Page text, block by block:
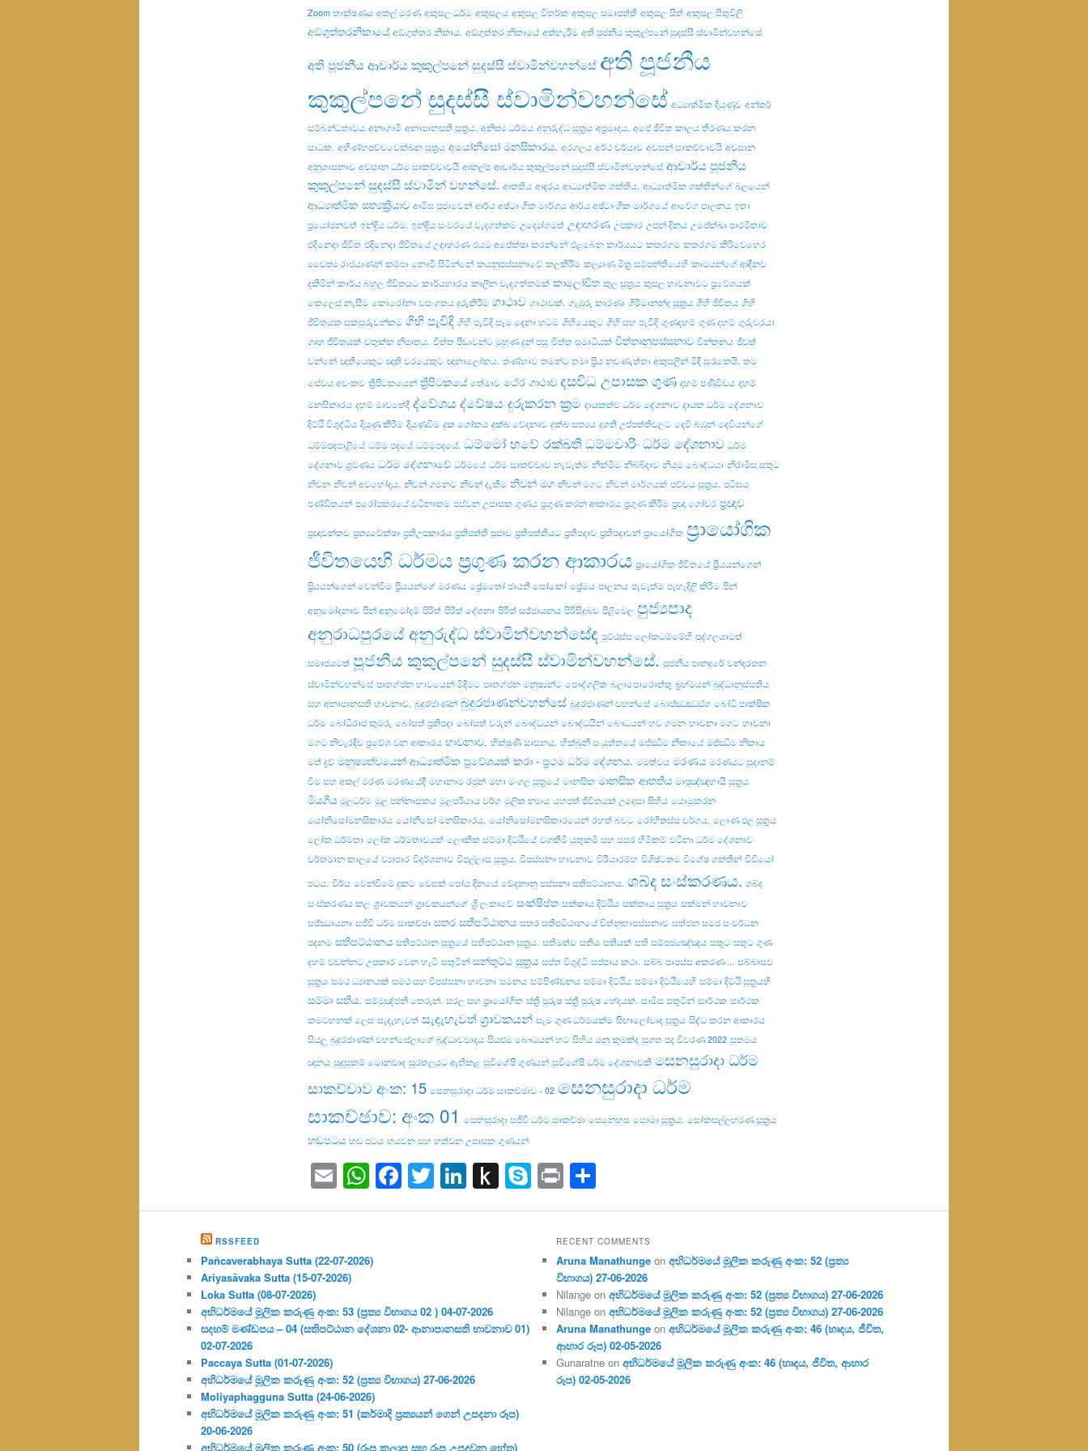
Zoom තාක්ෂණය අකල් මරණ අකුසල ධර්ම අකුසලය අකුසල විතර්ක අකුසල සමාපත්ති අකුසල සිත් අකුසල සිතුවිලි
අඞ්ගුත්තරනිකායේ අඞ්‌ගුත්‌තර නිකාය. අඞ්‌ගුත්‌තර නිකායේ අත්හැරීම අති පුජනීය කුකුල්පනේ සුදස්සී ස්වාමින්වහන්සේ
අති පූජනීය ආචාර්ය කුකුල්පනේ සුදස්සී ස්වාමින්වහන්සේ අති පූජනීය
කුකුල්පනේ සුදස්සී ස්වාමින්වහන්සේ අධ්‍යාත්මික දියුණුව අන්තර්
සම්බන්ධතාවය අනාගාමී අනාපානසති සූත්‍රය. අනිත්‍ය ධර්මය අනුරුද්ධ සූත්‍රය අප්‍රමාදය. අපේ ජීවිත කාලය තීරණය කරන
සාධක. අභිණ්හපච්චවෙක්ඛන සූත්‍රය අයෝනිසෝ මනසිකාරය. අරගලය අර්ථ චර්යාව අවසන් සාකච්චාවයි අවසාන
අනුශාසනාව අවසාන ධර්ම සාකච්චාවයි ආකල්ප ආචාර්ය කුකුල්පනේ සුදස්සී ස්වාමින්වහන්සේ ආචාර්ය පූජනීය
කුකුල්පනේ සුදස්සී ස්වාමීන් වහන්සේ. ආතතිය ආදරය ආධ්‍යාත්මික ශක්තිය. ආධ්‍යාත්මික ශක්තීන්ගේ බලයෙන්
ආධ්‍යාත්මික සත්‍යක්‍රියාව ආමිස පූජාවෙන් ආර්ය අෂ්ටාංගික මාර්ගය ආර්ය අෂ්ටාංගික මාර්ගයේ ආවේග පාලනය ඉතා
ප්‍රයෝජනවත් ඉන්ද්‍රිය ධර්ම. ඉන්ද්‍රිය සංවරයේ වැදගත්කම උද්‍යෝගමත් උදාහරණ උපකාර උපන් දිනය උපේක්ඛා පාරමිතාව
එදිනෙදා ජීවිත එදිනෙදා ජීවිතයේ උදාහරණ එයම අපේක්ෂා කරන්නේ එළබෙන කාර්යයට කතරගම කතරගම කිරිවෙහෙර
චෛත්‍ය රාජයාණන් කම්පා නොවී සිටින්නේ කයනුපස්සනාවේ කලකිරීම කල්‍යාණ මිත්‍ර සම්පන්තියෙහි කාමයන්ගේ ආදීනව
දකිමින් කාර්ය බහුල ජීවිතයට කාර්යභාරය කාලීන වැදගත්කමක් කාලෝචිත කුල සූත්‍රය කුසල භාවනාවට ප්‍රවේශයක්
කෙලෙස් නැසීම කොරෝනා වසංගතය දුරුකිරීම ගාථාව ගාථාවක්. ගැඹුරු කාරණා ගිරිමානන්ද සූත්‍රය ගිහි ජීවිතය ගිහි
ජීවිතයක සකසුරුවන්කම ගිහි පැවිදි ගිහි පැවිදි සෑම දෙනා හටම ගිහියෙකුට ගිහි සහ පැවිදි ගුණදහම් ගුණ දහම් ගුරුවරයා
ගෘහ ජීවිතයක් චතුක්ක නිපාතය. චිත්ත පීඩාවන්ට මුහුණ දුන් පසු චිත්ත සමාධියක් චිත්තානුපස්සනාව චින්තනය ජීවත්
වන්නේ ඥාතියෙකුට ඥාති වරයෙකුට ඥානාලෝකය. තණ්හාව තමන්ට තමා ප්‍රිය නුවණැත්තා අකුසලින් මිදී සුරැකෙයි. තම
සේවය අවංකව ත්‍රිපිටකයෙන් ත්‍රිපිටකයේ තේමාව ථේර ගාථාව දසවිධ උපාසක ගුණ දහම් පණිවිඩය දහම්
මනසිකාරය දහම් මාවතේදී ද්වේශය ද්වේෂය දුරුකරන ක්‍රම දායකත්ව ධර්ම දේශනාව දායක ධර්ම දේශනාව
දිට්ඨි විශුද්ධිය දියුණු කිරීම දියුණුවීම දුක ශෝකය දුක්ඛ වේදනාව දුක්ඛ සත්‍යය දුගති උප්පත්තිවලට දෙවි බඹුන් දෙවියන්ගේ
ධම්මපදපාළියේ ධම්ම පදයේ ධම්මපදයේ. ධම්මෝ හවේ රක්ඛති ධම්මචාරිංධර්ම දේශනාව ධර්ම
දේශනාව ශ්‍රවණය ධර්ම දේශනාවේ ධර්මයේ ධර්ම සාකච්චාව නැවැත්ම නික්මීම නිබ්බිදාව නියම බෞද්ධයා නිරාමිස සතුට
නිවන නිවන් අවභෝදය. නිවන් ගමනට නිවන් දැකීම නිවන් මග නිවන් මගට නිවන් මාර්ගයක් පච්‌චය සූත්‍රය. පටිඝය
පණ්ඩිතයන් පරෝපකරයේ වටිනාකම පස්වන උපාසක ගුණය ප්‍රගුණ කරන ආකාරය ප්‍රගුණ කිරීම ප්‍රඥා ගෝචර ප්‍රඥාව
ප්‍රඥාවන්තව ප්‍රත්‍යවේක්ෂා ප්‍රතිඋපකාරය ප්‍රතිපත්ති පූජාව ප්‍රතිපත්තියට ප්‍රතිපදාව ප්‍රතිපදාවන් ප්‍රායෝගික ප්‍රායෝගික
ජීවිතයෙහි ධර්මය ප්‍රගුණ කරන ආකාරය ප්‍රායෝගික ජීවිතයේ ප්‍රියයන්ගෙන්
ප්‍රියයන්ගෙන් වෙන්වීම ප්‍රියයන්ගේ මරණය ප්‍රේමතෝ ජායතී සෝකෝ ප්‍රේමය පාලනය පැවැත්ම පැහැදිලි කිරීම පින්
අනුමෝදනාව පින් අනුමෝදම් පිරිත් පිරිත් දේශනා පිරිත් සඡ්ඡායනය පිරිසිදුබව පිළිවෙල පුජ්‍යපාද
අනුරාධපුරයේ අනුරුද්ධ ස්වාමින්වහන්සේද පුට්ඨස්ස ලෝකධම්මේහි පුද්ගලයාටත්
සමාජයටත් පූජනීය කුකුල්පනේ සුදස්සී ස්වාමින්වහන්සේ. පූජනීය පානදුරේ චන්දරතන
ස්වාමින්වහන්සේ පෘතග්ජන භාවයෙන් මිදීමට පෘතග්ජන මනුෂ්‍යන්ට පෞද්ගලික බලාපොරොත්තු බ්‍රහ්මයන් බුද්ධානුස්සතිය
සහ අනාපානසති භාවනාව. බුදුරජාණන් බුදුරජාණන්වහන්සේ බුදුරජාණන් වහන්සේ බොජ‍්ඣඣඞ‍්ග බෝධි පාක්ෂික
ධර්ම බෝධිරාජ කුමරු බෝසත් ප්‍රතිපදා බෝසත් වරුන් බෞද්ධයන් බෞද්ධයින් බෞධයන් භව ගමන භාවනා මගට භාවනා
මගට නිවැරදිව ප්‍රවේශ වන ආකාරය භාවනාව. භික්ෂුණී සාසනය. භික්‌ඛුනී සංයුත්‌තයේ මජ්ඣිම නිකායේ මජ්‌ඣිම නිකාය
මත් ද්‍රව්‍ මනුෂ්‍යත්වයෙන් ආධ්‍යාත්මික ප්‍රවේශයක් කරා - ප්‍රථම ධර්ම දේශනය. මමත්වය මරණය මරණයට සූදානම්
වීම සහ අකල් මරණ මරණයේදී මහානාම රජුන් මහා මංගල සූත්‍රයේ මානසික මානසික ආතතිය මාපුඤ්ඤභායි සූත්‍රය
මියගිය මුලධර්ම මූල පන්නාසකය මූලපරියාය වර්ග මූලික න්‍යාය යහපත් ජීවිතයක් උදෙසා සිහිය යොමුකරන
යෝනිසෝමනසිකාරය යෝනිසෝ මනසිකාරය. යෝනිසෝමනසිකාරයෙන් රහත් බවට රෝහිතස්‌ස වර්ගය. ලොණ ඵල සූත්‍රය
ලෝක ධර්මතා ලෝක ධර්මතාවයක් ලෞකික සම්මා දිට්ඨියේ වගකීමි යුතුකමි සහ සසර හිමිකම් වටිනා ධර්ම දේශනාව
වර්තමාන කාලයේ ව්‍යාපාර විදර්ශනාව විපල්‌ලාස සූත්‍රය. විපස්සනා භාවනාව විරීයාරම්භ විශිෂ්ටතම විශේෂ ශක්තීන් වීඩියෝ
පටය. වීර්ය වෙන්වීමේ දුකට වෙසක් පෝය දිනයේ වේදනානු පස්සනා සතිපට්ඨානය. ශබ්ද සංස්කරණය. ශබ්ද
සංස්කරණය කල ශ්‍රාවකයන් ශ්‍රාවකයන්ගේ ශ්‍රී ලංකාවේ සංක්ෂිප්ත සක්කාය දිට්ඨිය සක්කාය සූත්‍රය සක්මන් භාවනාව
සජ්ඣායනා සජීවී ධර්ම සාකච්ඡා සතර සතිපටිඨානය සතර සතිපටිඨානයේ චිත්නුතාපස්සනාව සත්ජන සමජ සංවර්ධන
පදනම සතිපට්ඨානය සතිපට්ඨාන සූත්‍රයේ සතිපට්‌ඨාන සූත්‍රය. සතිමත්ව සතිය සතියක් සති සම්පජඤේඤය සතුට සතුට ගුණ
දහම් වඩන්නට උපකාර වෙන හැටි සතුටින් සන්තුට්ඨ සූත්‍රය සප්ත විශුද්ධි සප්පාය කථා. සබ්බ පාපස්ස අකරණං... සබ්බාසව
සූත්‍රය සමථ ධ්‍යානයක් සමථ සහ විපස්සනා භාවනා සමනය සම්පිණ්ඩනය සම්මා දිට්ඨිය සම්මා දිට්ඨියෙහි සම්මා දිට්ඨි සූත්‍රයහි
සම්මා සතිය. සම්මුඤ්ජනී තෙරුන්. සරල සහ ප්‍රායෝගික ස්ත්‍රී පුරුෂ ස්ත්‍රී පුරුෂ භේදයක්. සාමිස සතුටින් සාර්ථක සාර්ථක
කමටහනක් ලෙස සැදැහැවත් සැදැහැවත් ශ්‍රාවකයන් සෑම ගුණ ධර්මයක්ම සිඟාලෝවාද සූත්‍රය සිද්ධ කරන ආකාරය
සියලු බුදුරජාණන් වහන්සේලාගේ බුද්ධාවවාදය සියළුම බෞධයන් හට සිහිය යනු කුමක්ද සුගත පද විවරණ 2022 සුතමය
ඥානය සුදුසුකම් මොනවාද සුරතලයට ඇතිකළ සුවිශේෂී ගුණයන් සුවිශේෂී ධර්ම දේශනාවකි සෙනසුරාදා ධර්ම
සාකච්චාව අංක: 15 සෙනසුරාදා ධර්ම සාකච්ඡාව - 02 සෙනසුරාදා ධර්ම
සාකච්ඡාව: අංක 01 සෙනසුරාදා සජීවී ධර්ම සාකච්ඡා සෙනෙහස සොමා සූත්‍රය. සෝකසල්ලහරණ සූත්‍රය
හඬපටය හඬ පටය හයවන සහ හත්වන උපාසක ගුණයන්
EmailWhatsApp
Facebook
Twitter
LinkedIn
Push
to
Kindle
Skype
PrintShare
RSSFEED
Pañcaverabhaya Sutta (22-07-2026)
Ariyasāvaka Sutta (15-07-2026)
Loka Sutta (08-07-2026)
අභිධර්මයේ මූලික කරුණු අංක: 53 (ප්‍ර‍ත්‍ය විභාගය 02 ) 04-07-2026
සදහම් මණ්ඩපය – 04 (සතිපට්ඨාන දේශනා 02- ආනාපානසති භාවනාව 01)
02-07-2026
Paccaya Sutta (01-07-2026)
අභිධර්මයේ මූලික කරුණු අංක: 52 (ප්‍ර‍ත්‍ය විභාගය) 27-06-2026
Moliyaphagguna Sutta (24-06-2026)
අභිධර්මයේ මූලික කරුණු අංක: 51 (කර්මාදි ප්‍ර‍ත්‍යයන් ගෙන් උපදනා රූප)
20-06-2026
අභිධර්මයේ මූලික කරුණු අංක: 50 (රූප කලාප සහ රූප උපදවන හේතු)
RECENT COMMENTS
Aruna Manathunge onඅභිධර්මයේ මූලික කරුණු අංක: 52 (ප්‍ර‍ත්‍ය
විභාගය) 27-06-2026
Nilange onඅභිධර්මයේ මූලික කරුණු අංක: 52 (ප්‍ර‍ත්‍ය විභාගය) 27-06-2026
Nilange onඅභිධර්මයේ මූලික කරුණු අංක: 52 (ප්‍ර‍ත්‍ය විභාගය) 27-06-2026
Aruna Manathunge onඅභිධර්මයේ මූලික කරුණු අංක: 46 (හෘදය, ජීවිත,
ආහාර රූප) 02-05-2026
Gunaratne onඅභිධර්මයේ මූලික කරුණු අංක: 46 (හෘදය, ජීවිත, ආහාර
රූප) 02-05-2026